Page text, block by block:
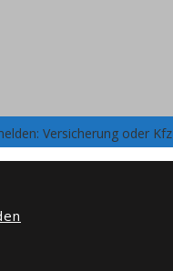
Versicherung oder